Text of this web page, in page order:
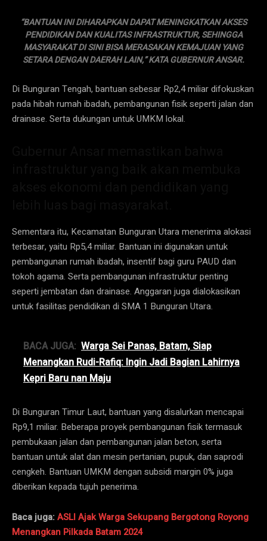
“BANTUAN INI DIHARAPKAN DAPAT MENINGKATKAN AKSES
PENDIDIKAN DAN KUALITAS INFRASTRUKTUR, SEHINGGA
MASYARAKAT DI SINI BISA MERASAKAN KEMAJUAN YANG
SETARA DENGAN DAERAH LAIN,” KATA GUBERNUR ANSAR.
Di Bunguran Tengah, bantuan sebesar Rp2,4 miliar difokuskan
pada hibah rumah ibadah, pembangunan fisik seperti jalan dan
drainase. Serta dukungan untuk UMKM lokal.
Sementara itu, Kecamatan Bunguran Utara menerima alokasi
terbesar, yaitu Rp5,4 miliar. Bantuan ini digunakan untuk
pembangunan rumah ibadah, insentif bagi guru PAUD dan
tokoh agama. Serta pembangunan infrastruktur penting
seperti jembatan dan drainase. Anggaran juga dialokasikan
untuk fasilitas pendidikan di SMA 1 Bunguran Utara.
BACA JUGA: Warga Sei Panas, Batam, Siap
Menangkan Rudi-Rafiq: Ingin Jadi Bagian Lahirnya
Kepri Baru nan Maju
Di Bunguran Timur Laut, bantuan yang disalurkan mencapai
Rp9,1 miliar. Beberapa proyek pembangunan fisik termasuk
pembukaan jalan dan pembangunan jalan beton, serta
bantuan untuk alat dan mesin pertanian, pupuk, dan saprodi
cengkeh. Bantuan UMKM dengan subsidi margin 0% juga
diberikan kepada tujuh penerima.
Baca juga:ASLI Ajak Warga Sekupang Bergotong Royong
Menangkan Pilkada Batam 2024